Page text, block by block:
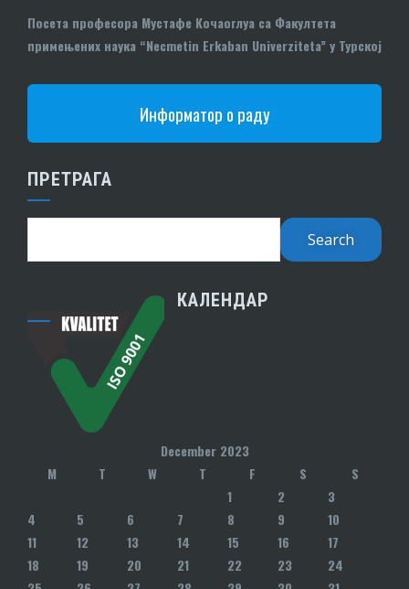
Посета професора Мустафе Кочаоглуа са Факултета
примењених наука “Necmetin Erkaban Univerziteta” у Турској
Информатор о раду
ПРЕТРАГА
КАЛЕНДАР
December 2023
M
T W T F S
S
1
2
3
4
5 6 7 8 9
10
11
12 13 14 15 16
17
18
19 20 21 22 23
24